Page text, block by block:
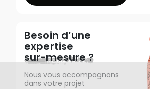
Besoin d’une
expertise
sur-mesure ?
Nous vous accompagnons
dans votre projet